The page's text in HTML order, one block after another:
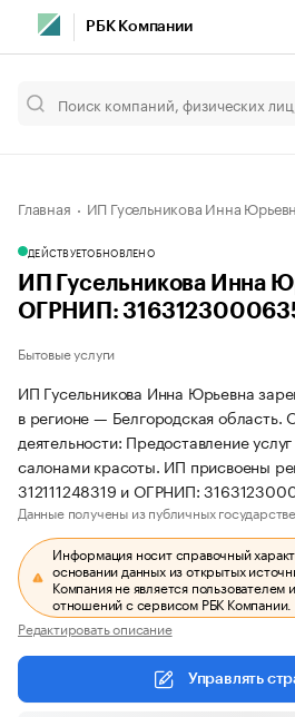
РБК Компании
Главная ИП Гусельникова Инна
ДЕЙСТВУЕТОБНОВЛЕНО
ИП Гусельникова Инна
ОГРНИП:
Бытовые услуги
ИП Гусельникова Инна Юрьевна
в регионе — Белгородская область.
деятельности: Предоставление
салонами красоты. ИП присвоены
312111248319 и ОГРНИП:
Данные получены из публичных
Информация носит справочный
основании данных из открытых
Компания не является пользователем
отношений с сервисом РБК Компании.
Редактировать описание
Управлять